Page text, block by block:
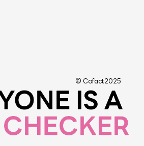
© Cofact2025